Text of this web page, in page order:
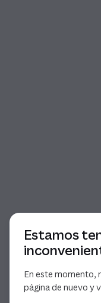
Estamos
En este momento,
página de nuevo y